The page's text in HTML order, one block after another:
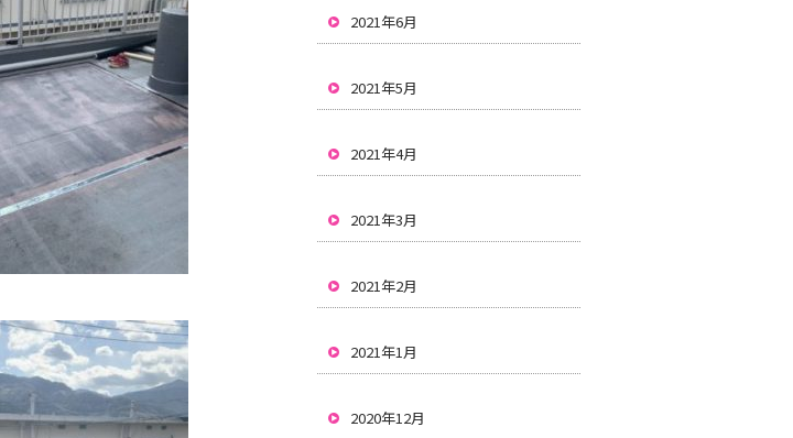
2021年6月
2021年5月
2021年4月
2021年3月
2021年2月
2021年1月
2020年12月